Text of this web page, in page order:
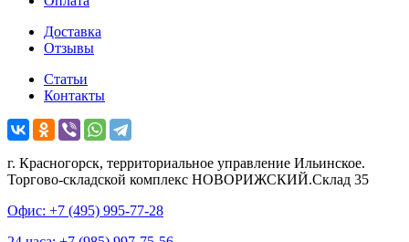
Доставка
Отзывы
Статьи
Контакты
г. Красногорск, территориальное управление Ильинское.
Торгово-складской комплекс НОВОРИЖСКИЙ.Склад 35
Офис: +7 (495) 995-77-28